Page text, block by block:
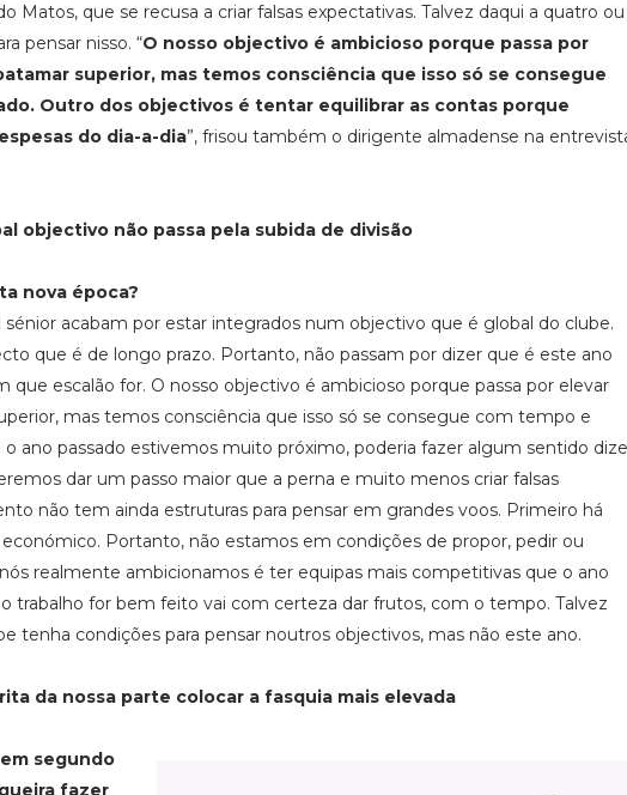
Matos, que se recusa a criar falsas expectativas. Talvez daqui a quatro ou
pensar nisso. “O nosso objectivo é ambicioso porque passa por
superior, mas temos consciência que isso só se consegue
Outro dos objectivos é tentar equilibrar as contas porque
do dia-a-dia”, frisou também o dirigente almadense na
objectivo não passa pela subida de divisão
nova época?
acabam por estar integrados num objectivo que é global do clube.
que é de longo prazo. Portanto, não passam por dizer que é este ano
que escalão for. O nosso objectivo é ambicioso porque passa por elevar
mas temos consciência que isso só se consegue com tempo e
ano passado estivemos muito próximo, poderia fazer algum sentido
dar um passo maior que a perna e muito menos criar falsas
não tem ainda estruturas para pensar em grandes voos. Primeiro há
Portanto, não estamos em condições de propor, pedir ou
realmente ambicionamos é ter equipas mais competitivas que o ano
trabalho for bem feito vai com certeza dar frutos, com o tempo. Talvez
tenha condições para pensar noutros objectivos, mas não este ano.
da nossa parte colocar a fasquia mais elevada
segundo
fazer